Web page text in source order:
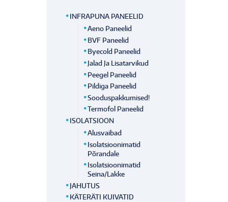
INFRAPUNA PANEELID
Aeno Paneelid
BVF Paneelid
Byecold Paneelid
Jalad Ja Lisatarvikud
Peegel Paneelid
Pildiga Paneelid
Sooduspakkumised!
Termofol Paneelid
ISOLATSIOON
Alusvaibad
Isolatsioonimatid
Põrandale
Isolatsioonimatid
Seina/lakke
JAHUTUS
KÄTERÄTI KUIVATID